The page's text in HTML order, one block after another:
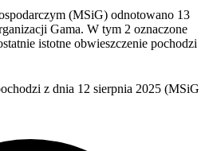
(MSiG) odnotowano 13
Gama. W tym 2 oznaczone
istotne obwieszczenie pochodzi
z dnia 12 sierpnia 2025 (MSiG